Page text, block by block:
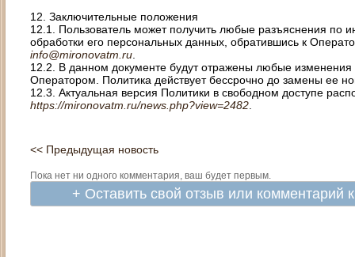
12. Заключительные положения
12.1. Пользователь может получить любые разъяснения
обработки его персональных данных, обратившись к
info@mironovatm.ru
12.2. В данном документе будут отражены любые
Оператором. Политика действует бессрочно до замены ее
12.3. Актуальная версия Политики в свободном доступе
https://mironovatm.ru/news.php?view=2482
<< Предыдущая новость
Пока нет ни одного комментария, ваш будет первым.
+ Оставить свой отзыв или комментарий